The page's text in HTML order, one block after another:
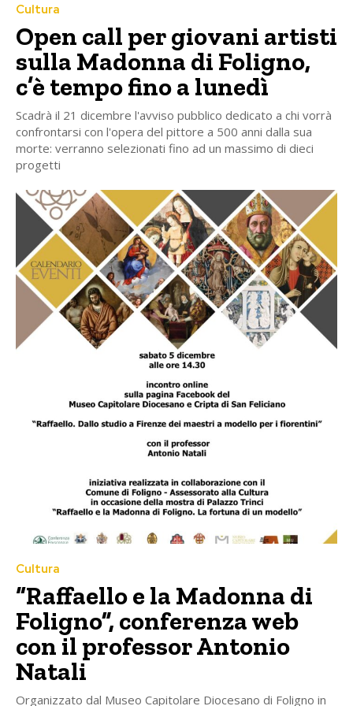
Cultura
Open call per giovani artisti
sulla Madonna di Foligno,
c’è tempo fino a lunedì
Scadrà il 21 dicembre l'avviso pubblico dedicato a chi vorrà
confrontarsi con l'opera del pittore a 500 anni dalla sua
morte: verranno selezionati fino ad un massimo di dieci
progetti
Cultura
“Raffaello e la Madonna di
Foligno”, conferenza web
con il professor Antonio
Natali
Organizzato dal Museo Capitolare Diocesano di Foligno in